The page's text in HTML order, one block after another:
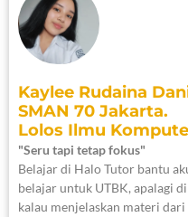
Kaylee Rudaina
SMAN 70 Jakarta.
Lolos Ilmu
"Seru tapi tetap fokus"
Belajar di Halo Tutor bantu
belajar untuk UTBK, apalagi
kalau menjelaskan materi